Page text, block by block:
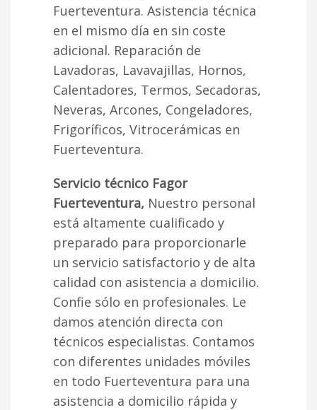
Fuerteventura. Asistencia técnica
en el mismo día en sin coste
adicional. Reparación de
Lavadoras, Lavavajillas, Hornos,
Calentadores, Termos, Secadoras,
Neveras, Arcones, Congeladores,
Frigoríficos, Vitrocerámicas en
Fuerteventura.
Servicio técnico Fagor
Fuerteventura, Nuestro personal
está altamente cualificado y
preparado para proporcionarle
un servicio satisfactorio y de alta
calidad con asistencia a domicilio.
Confie sólo en profesionales. Le
damos atención directa con
técnicos especialistas. Contamos
con diferentes unidades móviles
en todo Fuerteventura para una
asistencia a domicilio rápida y